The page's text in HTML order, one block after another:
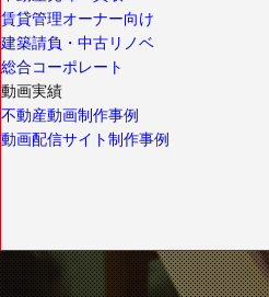
賃貸管理オーナー向け
建築請負・中古リノベ
総合コーポレート
動画実績
不動産動画制作事例
動画配信サイト制作事例